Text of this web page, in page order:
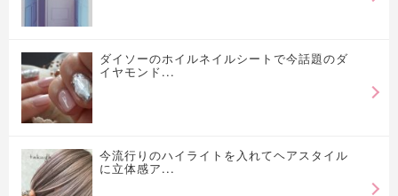
ダイソーのホイルネイルシートで今話題のダ
イヤモンド...
今流行りのハイライトを入れてヘアスタイル
に立体感ア...